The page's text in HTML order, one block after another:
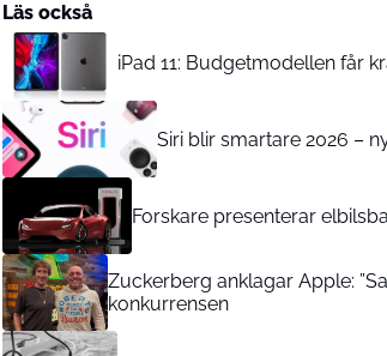
Läs också
iPad 11: Budgetmodellen får
Siri blir smartare 2026 –
Forskare presenterar
Zuckerberg anklagar Apple:
konkurrensen